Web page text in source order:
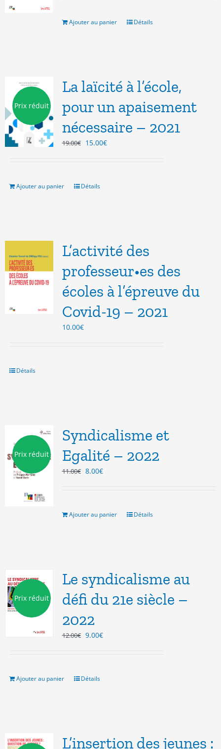
7.00€.5.00€.
Ajouter au panier Détails
Prix réduit
La laïcité à l’école,
pour un apaisement
nécessaire – 2021
19.00€ Le
19.00€.
15.00€Le
Ajouter au panier Détails
L’activité des
professeur•es des
écoles à l’épreuve du
Covid-19 – 2021
10.00€
Détails
Prix réduit
Syndicalisme et
Egalité – 2022
11.00€ Le
11.00€.
8.00€Le
8.00€.
Ajouter au panier Détails
Prix réduit
Le syndicalisme au
défi du 21e siècle –
2022
12.00€ Le
12.00€.
9.00€Le
Ajouter au panier Détails
L’insertion des jeunes :